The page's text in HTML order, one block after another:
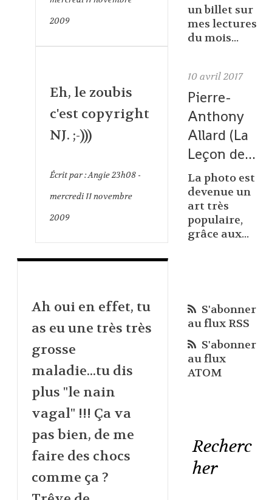
2009
Eh, le zoubis
c'est copyright
NJ. ;-)))
Écrit par :Angie23h08-
mercredi 11novembre
2009
Ah oui en effet, tu
as eu une très très
grosse
maladie...tu dis
plus "le nain
vagal" !!! Ça va
pas bien, de me
faire des chocs
comme ça ?
un billet sur
mes lectures
du mois...
10 avril 2017
Pierre-
Anthony
Allard (La
Leçon de...
La photo est
devenue un
art très
populaire,
grâce aux...
S'abonner
au flux RSS
S'abonner
au flux
ATOM
Recherc
her